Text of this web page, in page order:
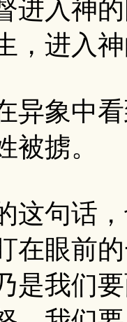
进入神
，进入神
异象中
被掳。
这句话
在眼前
是我们